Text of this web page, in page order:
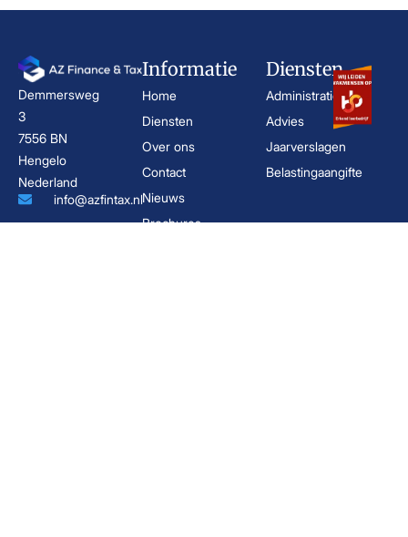
Demmersweg
3
7556 BN
Hengelo
Nederland
info@azfintax.nl
074 - 210 02
Informatie
Home
Diensten
Over ons
Contact
Nieuws
Brochures
Diensten
Administratie
Advies
Jaarverslagen
Belastingaangifte